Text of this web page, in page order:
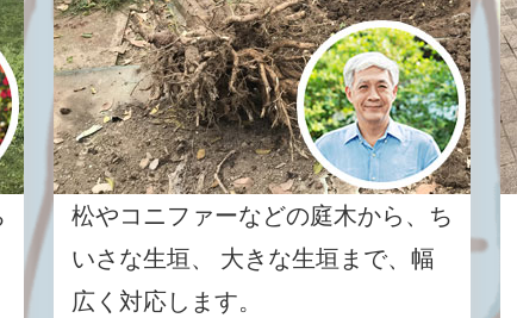
松やコニファーなどの庭木から、ち
いさな生垣、 大きな生垣まで、幅
広く対応します。